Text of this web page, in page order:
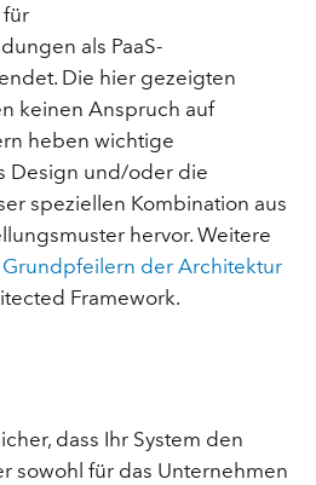
als PaaS-
Die hier gezeigten
keinen Anspruch auf
heben wichtige
Design und/oder die
speziellen Kombination aus
hervor. Weitere
Grundpfeilern der Architektur
Framework.
dass Ihr System den
sowohl für das Unternehmen